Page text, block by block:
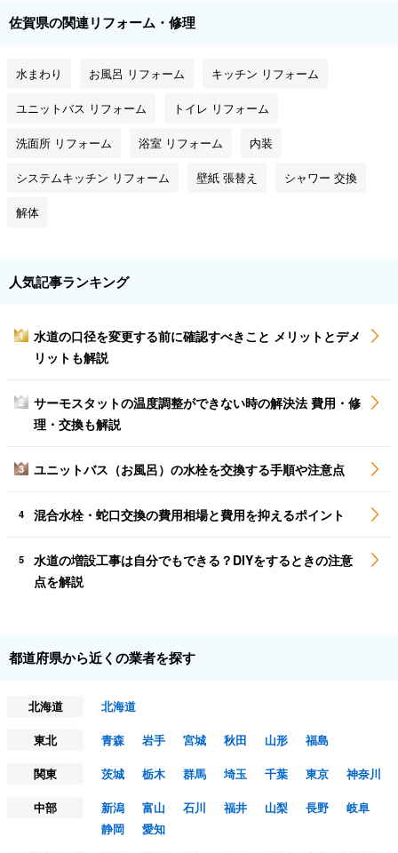
佐賀県の関連リフォーム・修理
水まわり お風呂 リフォーム キッチン リフォーム
ユニットバス リフォーム トイレ リフォーム
洗面所 リフォーム 浴室 リフォーム 内装
システムキッチン リフォーム 壁紙 張替え シャワー 交換
解体
人気記事ランキング
1
水道の口径を変更する前に確認すべきこと メリットとデメ
リットも解説
2
サーモスタットの温度調整ができない時の解決法 費用・修
理・交換も解説
3 ユニットバス（お風呂）の水栓を交換する手順や注意点
4 混合水栓・蛇口交換の費用相場と費用を抑えるポイント
5
水道の増設工事は自分でもできる？DIYをするときの注意
点を解説
都道府県から近くの業者を探す
北海道
北海道
東北
青森 岩手 宮城 秋田 山形
福島
関東
茨城 栃木 群馬 埼玉 千葉 東京
神奈川
中部
新潟 富山 石川 福井 山梨 長野
岐阜
静岡
愛知